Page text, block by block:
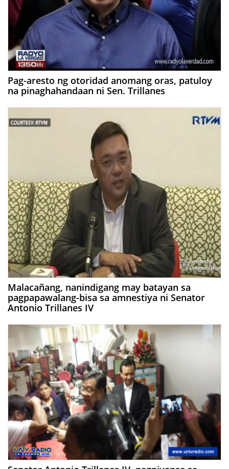
Pag-aresto ng otoridad anomang oras, patuloy
na pinaghahandaan ni Sen. Trillanes
Malacañang, nanindigang may batayan sa
pagpapawalang-bisa sa amnestiya ni Senator
Antonio Trillanes IV